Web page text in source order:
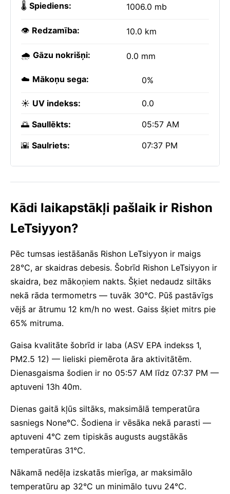
🌡️ Spiediens: 1006.0 mb
👁️ Redzamība: 10.0 km
🌧️ Gāzu nokrišņi: 0.0 mm
☁️ Mākoņu sega: 0%
☀️ UV indekss: 0.0
🌅 Saullēkts: 05:57 AM
🌇 Saulriets: 07:37 PM
Kādi laikapstākļi pašlaik ir Rishon
LeTsiyyon?
Pēc tumsas iestāšanās Rishon LeTsiyyon ir maigs
28°C, ar skaidras debesis. Šobrīd Rishon LeTsiyyon ir
skaidra, bez mākoņiem nakts. Šķiet nedaudz siltāks
nekā rāda termometrs — tuvāk 30°C. Pūš pastāvīgs
vējš ar ātrumu 12 km/h no west. Gaiss šķiet mitrs pie
65% mitruma.
Gaisa kvalitāte šobrīd ir laba (ASV EPA indekss 1,
PM2.5 12) — lieliski piemērota āra aktivitātēm.
Dienasgaisma šodien ir no 05:57 AM līdz 07:37 PM —
aptuveni 13h 40m.
Dienas gaitā kļūs siltāks, maksimālā temperatūra
sasniegs None°C. Šodiena ir vēsāka nekā parasti —
aptuveni 4°C zem tipiskās augusts augstākās
temperatūras 31°C.
Nākamā nedēļa izskatās mierīga, ar maksimālo
temperatūru ap 32°C un minimālo tuvu 24°C.